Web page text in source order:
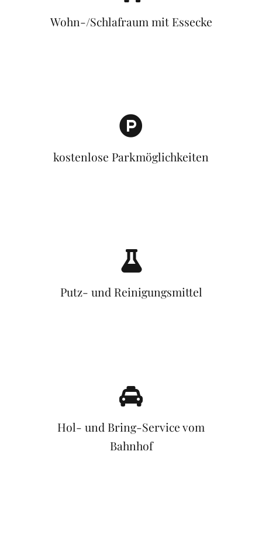
Wohn-/Schlafraum mit Essecke
kostenlose Parkmöglichkeiten
Putz- und Reinigungsmittel
Hol- und Bring-Service vom
Bahnhof